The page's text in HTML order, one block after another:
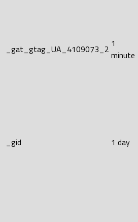
_gat_gtag_UA_4109073_2 1
minute
_gid 1 day